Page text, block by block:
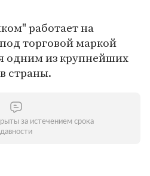
работает на
торговой маркой
одним из крупнейших
страны.
за истечением срока
давности